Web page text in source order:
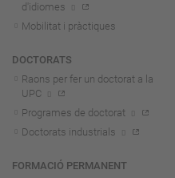
d'idiomes
Mobilitat i pràctiques
DOCTORATS
Raons per fer un doctorat a la
UPC
Programes de doctorat
Doctorats industrials
FORMACIÓ PERMANENT